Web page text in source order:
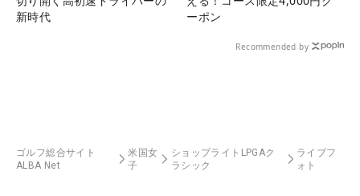
新時代
ーポン
Recommended by
ゴルフ総合サイト
ALBA Net
米国女
子
ショップライトLPGAク
ラシック
ライブフ
ォト